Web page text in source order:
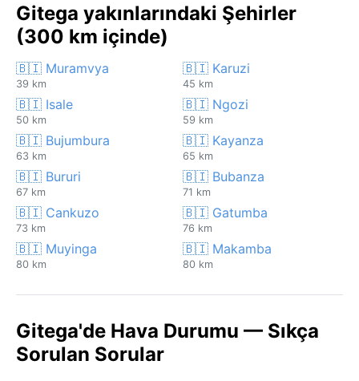
Gitega yakınlarındaki Şehirler
(300 km içinde)
🇧🇮 Muramvya
39 km
🇧🇮 Karuzi
45 km
🇧🇮 Isale
50 km
🇧🇮 Ngozi
59 km
🇧🇮 Bujumbura
63 km
🇧🇮 Kayanza
65 km
🇧🇮 Bururi
67 km
🇧🇮 Bubanza
71 km
🇧🇮 Cankuzo
73 km
🇧🇮 Gatumba
76 km
🇧🇮 Muyinga
80 km
🇧🇮 Makamba
80 km
Gitega'de Hava Durumu — Sıkça
Sorulan Sorular